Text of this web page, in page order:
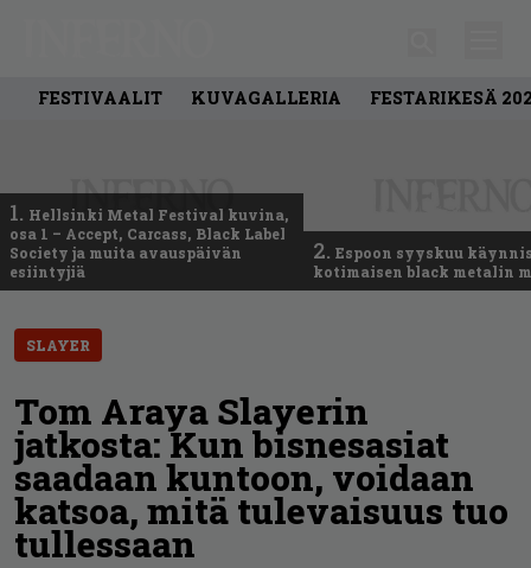
FESTIVAALIT KUVAGALLERIA FESTARIKESÄ
1. Hellsinki Metal Festival kuvina,
osa 1 – Accept, Carcass, Black Label
Society ja muita avauspäivän
esiintyjiä
2. Espoon syyskuu
kotimaisen black metalin
SLAYER
Tom Araya Slayerin
jatkosta: Kun bisnesasiat
saadaan kuntoon, voidaan
katsoa, mitä tulevaisuus tuo
tullessaan